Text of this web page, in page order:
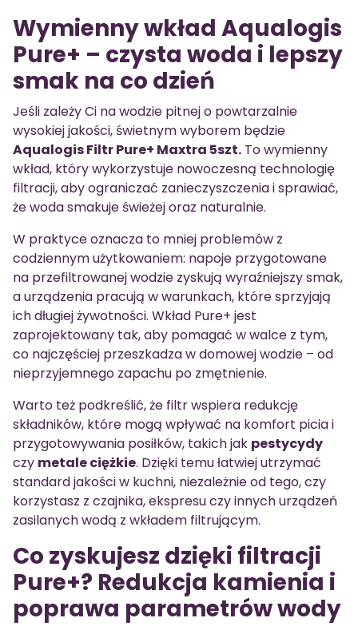
Wymienny wkład Aqualogis
Pure+ – czysta woda i lepszy
smak na co dzień
Jeśli zależy Ci na wodzie pitnej o powtarzalnie
wysokiej jakości, świetnym wyborem będzie
Aqualogis Filtr Pure+ Maxtra 5szt. To wymienny
wkład, który wykorzystuje nowoczesną technologię
filtracji, aby ograniczać zanieczyszczenia i sprawiać,
że woda smakuje świeżej oraz naturalnie.
W praktyce oznacza to mniej problemów z
codziennym użytkowaniem: napoje przygotowane
na przefiltrowanej wodzie zyskują wyraźniejszy smak,
a urządzenia pracują w warunkach, które sprzyjają
ich długiej żywotności. Wkład Pure+ jest
zaprojektowany tak, aby pomagać w walce z tym,
co najczęściej przeszkadza w domowej wodzie – od
nieprzyjemnego zapachu po zmętnienie.
Warto też podkreślić, że filtr wspiera redukcję
składników, które mogą wpływać na komfort picia i
przygotowywania posiłków, takich jak pestycydy
czy metale ciężkie. Dzięki temu łatwiej utrzymać
standard jakości w kuchni, niezależnie od tego, czy
korzystasz z czajnika, ekspresu czy innych urządzeń
zasilanych wodą z wkładem filtrującym.
Co zyskujesz dzięki filtracji
Pure+? Redukcja kamienia i
poprawa parametrów wody